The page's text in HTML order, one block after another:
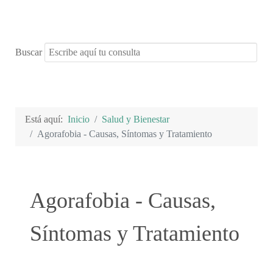
Buscar
Está aquí: Inicio
Salud y Bienestar
Agorafobia - Causas, Síntomas y Tratamiento
Agorafobia - Causas,
Síntomas y Tratamiento